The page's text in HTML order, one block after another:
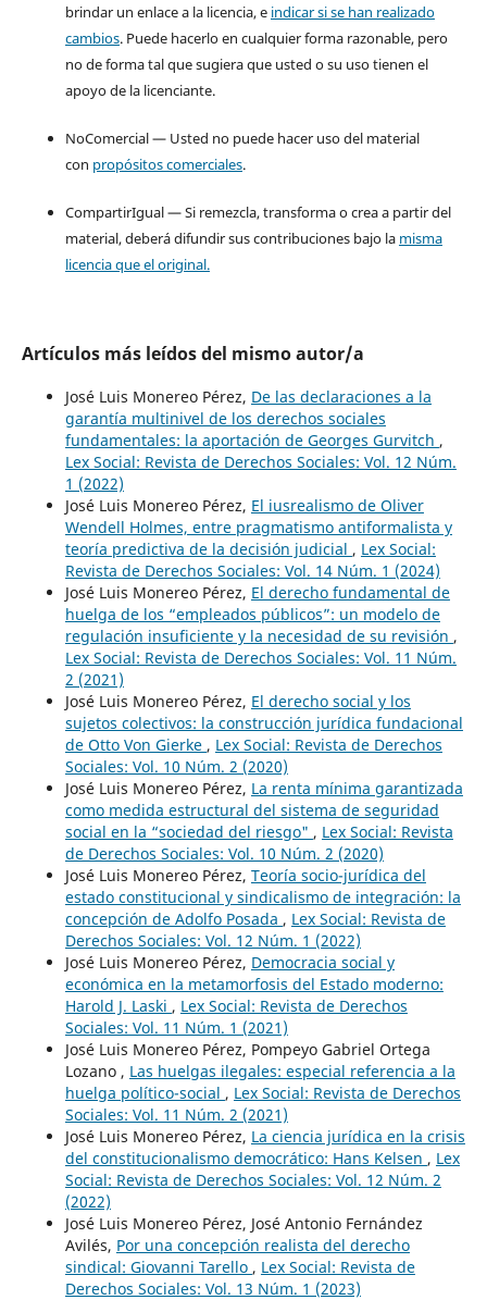
brindar un enlace a la licencia, e indicar si se han realizado
cambios. Puede hacerlo en cualquier forma razonable, pero
no de forma tal que sugiera que usted o su uso tienen el
apoyo de la licenciante.
NoComercial — Usted no puede hacer uso del material
con propósitos comerciales.
CompartirIgual — Si remezcla, transforma o crea a partir del
material, deberá difundir sus contribuciones bajo la misma
licencia que el original.
Artículos más leídos del mismo autor/a
José Luis Monereo Pérez, De las declaraciones a la
garantía multinivel de los derechos sociales
fundamentales: la aportación de Georges Gurvitch ,
Lex Social: Revista de Derechos Sociales: Vol. 12 Núm.
1 (2022)
José Luis Monereo Pérez, El iusrealismo de Oliver
Wendell Holmes, entre pragmatismo antiformalista y
teoría predictiva de la decisión judicial , Lex Social:
Revista de Derechos Sociales: Vol. 14 Núm. 1 (2024)
José Luis Monereo Pérez, El derecho fundamental de
huelga de los “empleados públicos”: un modelo de
regulación insuficiente y la necesidad de su revisión ,
Lex Social: Revista de Derechos Sociales: Vol. 11 Núm.
2 (2021)
José Luis Monereo Pérez, El derecho social y los
sujetos colectivos: la construcción jurídica fundacional
de Otto Von Gierke , Lex Social: Revista de Derechos
Sociales: Vol. 10 Núm. 2 (2020)
José Luis Monereo Pérez, La renta mínima garantizada
como medida estructural del sistema de seguridad
social en la “sociedad del riesgo" , Lex Social: Revista
de Derechos Sociales: Vol. 10 Núm. 2 (2020)
José Luis Monereo Pérez, Teoría socio-jurídica del
estado constitucional y sindicalismo de integración: la
concepción de Adolfo Posada , Lex Social: Revista de
Derechos Sociales: Vol. 12 Núm. 1 (2022)
José Luis Monereo Pérez, Democracia social y
económica en la metamorfosis del Estado moderno:
Harold J. Laski , Lex Social: Revista de Derechos
Sociales: Vol. 11 Núm. 1 (2021)
José Luis Monereo Pérez, Pompeyo Gabriel Ortega
Lozano , Las huelgas ilegales: especial referencia a la
huelga político-social , Lex Social: Revista de Derechos
Sociales: Vol. 11 Núm. 2 (2021)
José Luis Monereo Pérez, La ciencia jurídica en la crisis
del constitucionalismo democrático: Hans Kelsen , Lex
Social: Revista de Derechos Sociales: Vol. 12 Núm. 2
(2022)
José Luis Monereo Pérez, José Antonio Fernández
Avilés, Por una concepción realista del derecho
sindical: Giovanni Tarello , Lex Social: Revista de
Derechos Sociales: Vol. 13 Núm. 1 (2023)